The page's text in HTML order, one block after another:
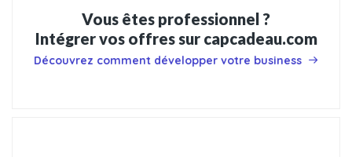
Vous êtes professionnel ?
Intégrer vos offres sur capcadeau.com
Découvrez comment développer votre business